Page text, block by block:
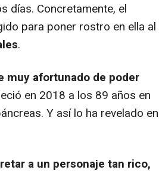
días. Concretamente, el
para poner rostro en ella al
.
afortunado de poder
en 2018 a los 89 años en
Y así lo ha revelado en
a un personaje tan rico,